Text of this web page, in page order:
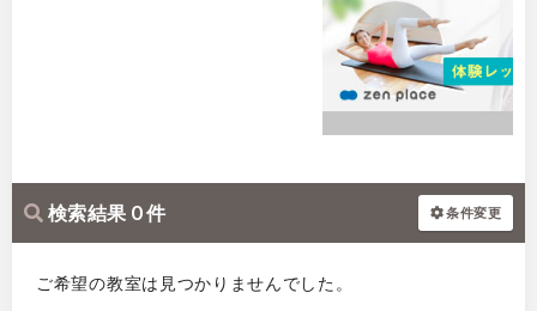
検索結果 0 件 条件変更
ご希望の教室は見つかりませんでした。